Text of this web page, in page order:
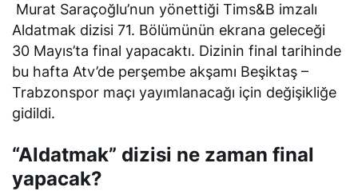
Murat Saraçoğlu’nun yönettiği Tims&B imzalı
Aldatmak dizisi 71. Bölümünün ekrana geleceği
30 Mayıs’ta final yapacaktı. Dizinin final tarihinde
bu hafta Atv’de perşembe akşamı Beşiktaş –
Trabzonspor maçı yayımlanacağı için değişikliğe
gidildi.
“Aldatmak” dizisi ne zaman final
yapacak?